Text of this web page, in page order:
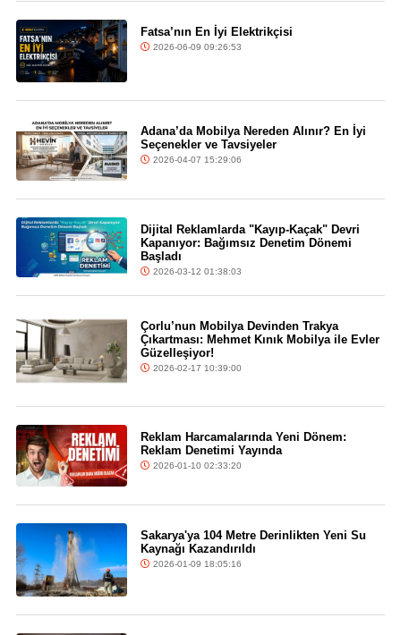
Fatsa’nın En İyi Elektrikçisi
2026-06-09 09:26:53
Adana’da Mobilya Nereden Alınır? En İyi
Seçenekler ve Tavsiyeler
2026-04-07 15:29:06
Dijital Reklamlarda "Kayıp-Kaçak" Devri
Kapanıyor: Bağımsız Denetim Dönemi
Başladı
2026-03-12 01:38:03
Çorlu’nun Mobilya Devinden Trakya
Çıkartması: Mehmet Kınık Mobilya ile Evler
Güzelleşiyor!
2026-02-17 10:39:00
Reklam Harcamalarında Yeni Dönem:
Reklam Denetimi Yayında
2026-01-10 02:33:20
Sakarya'ya 104 Metre Derinlikten Yeni Su
Kaynağı Kazandırıldı
2026-01-09 18:05:16